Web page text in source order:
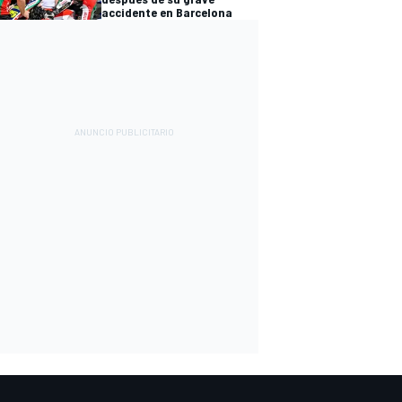
accidente en Barcelona